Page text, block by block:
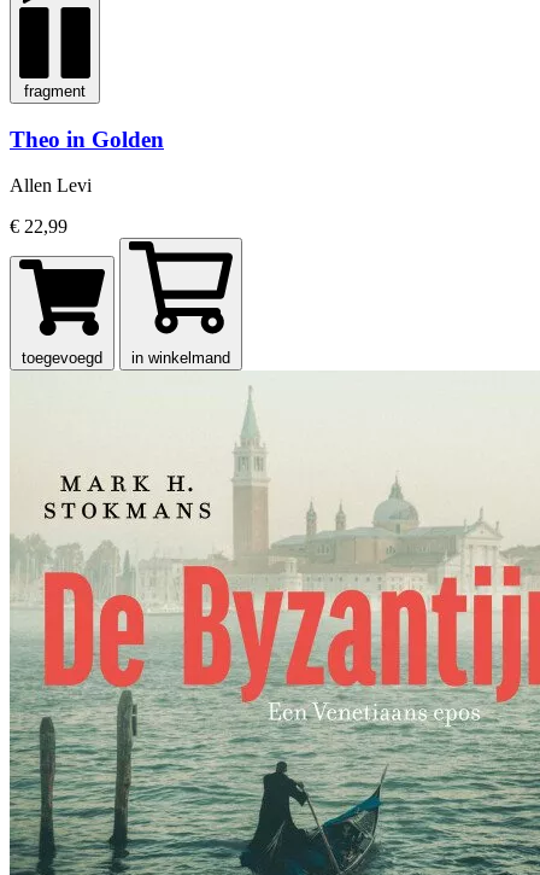
fragment
Theo in Golden
Allen Levi
€ 22,99
toegevoegd in winkelmand